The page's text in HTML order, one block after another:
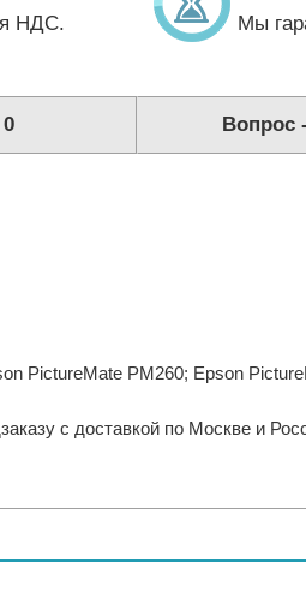
НДС. Мы
0 Вопрос
PictureMate PM260; Epson
с доставкой по Москве и